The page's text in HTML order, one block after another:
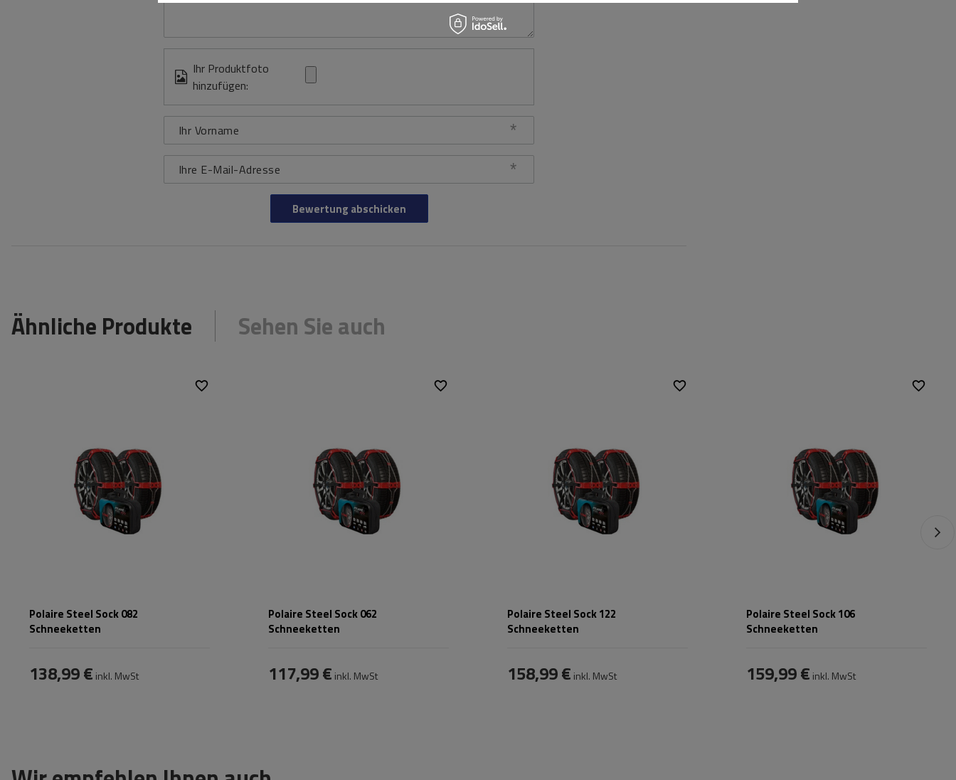
Ihr Produktfoto
hinzufügen:
Ihr Vorname
Ihre E-Mail-Adresse
Bewertung abschicken
Ähnliche Produkte Sehen Sie auch
Polaire Steel Sock 082
Schneeketten
138,99 € inkl. MwSt
EN 16662-1
V5117
Polaire Steel Sock 062
Schneeketten
117,99 € inkl. MwSt
EN 16662-1
V5117
Polaire Steel Sock 122
Schneeketten
158,99 € inkl. MwSt
EN 16662-1
V5117
Polaire Steel Sock 106
Schneeketten
159,99 € inkl. MwSt
EN 16662-1
V5117